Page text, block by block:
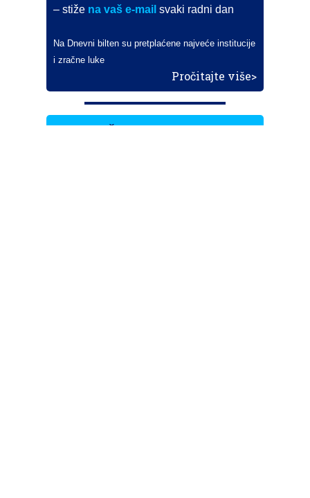
– stiže na vaš e-mail svaki radni dan
Na Dnevni bilten su pretplaćene najveće institucije
i zračne luke
Pročitajte više>